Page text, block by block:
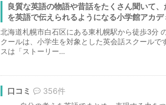
良質な英語の物語や昔話をたくさん聞いて
を英語で伝えられるようになる小学館アカデ
北海道札幌市白石区にある東札幌駅から徒歩3分
クールは、小学生を対象とした英会話スクール
スは「ストーリー...
口コミ 356件